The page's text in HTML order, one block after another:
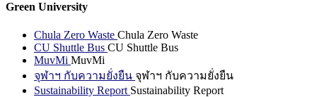
Green University
Chula Zero Waste Chula Zero Waste
CU Shuttle Bus CU Shuttle Bus
MuvMi MuvMi
จุฬาฯ กับความยั่งยืน จุฬาฯ กับความยั่งยืน
Sustainability Report Sustainability Report